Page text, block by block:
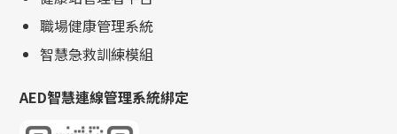
職場健康管理系統
智慧急救訓練模組
AED智慧連線管理系統綁定